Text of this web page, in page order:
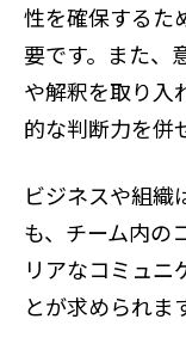
性を確保するた
要です。また、
や解釈を取り入
的な判断力を併
ビジネスや組織
も、チーム内の
リアなコミュニ
とが求められま